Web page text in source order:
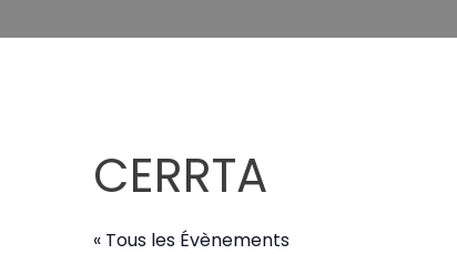
CERRTA
« Tous les Évènements